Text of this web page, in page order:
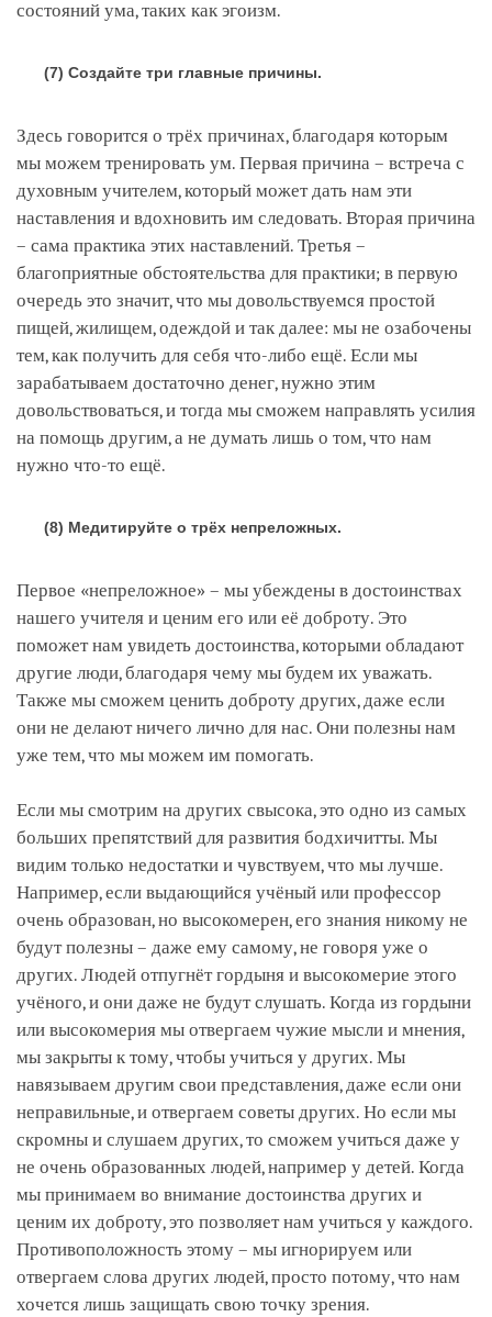
состояний ума, таких как эгоизм.
(7) Создайте три главные причины.
Здесь говорится о трёх причинах, благодаря которым
мы можем тренировать ум. Первая причина – встреча с
духовным учителем, который может дать нам эти
наставления и вдохновить им следовать. Вторая причина
– сама практика этих наставлений. Третья –
благоприятные обстоятельства для практики; в первую
очередь это значит, что мы довольствуемся простой
пищей, жилищем, одеждой и так далее: мы не озабочены
тем, как получить для себя что-либо ещё. Если мы
зарабатываем достаточно денег, нужно этим
довольствоваться, и тогда мы сможем направлять усилия
на помощь другим, а не думать лишь о том, что нам
нужно что-то ещё.
(8) Медитируйте о трёх непреложных.
Первое «непреложное» – мы убеждены в достоинствах
нашего учителя и ценим его или её доброту. Это
поможет нам увидеть достоинства, которыми обладают
другие люди, благодаря чему мы будем их уважать.
Также мы сможем ценить доброту других, даже если
они не делают ничего лично для нас. Они полезны нам
уже тем, что мы можем им помогать.
Если мы смотрим на других свысока, это одно из самых
больших препятствий для развития бодхичитты. Мы
видим только недостатки и чувствуем, что мы лучше.
Например, если выдающийся учёный или профессор
очень образован, но высокомерен, его знания никому не
будут полезны – даже ему самому, не говоря уже о
других. Людей отпугнёт гордыня и высокомерие этого
учёного, и они даже не будут слушать. Когда из гордыни
или высокомерия мы отвергаем чужие мысли и мнения,
мы закрыты к тому, чтобы учиться у других. Мы
навязываем другим свои представления, даже если они
неправильные, и отвергаем советы других. Но если мы
скромны и слушаем других, то сможем учиться даже у
не очень образованных людей, например у детей. Когда
мы принимаем во внимание достоинства других и
ценим их доброту, это позволяет нам учиться у каждого.
Противоположность этому – мы игнорируем или
отвергаем слова других людей, просто потому, что нам
хочется лишь защищать свою точку зрения.